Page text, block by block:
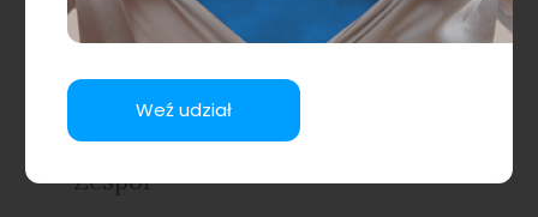
Zespół
Weź udział